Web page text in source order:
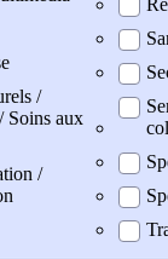
/
Soins aux
/